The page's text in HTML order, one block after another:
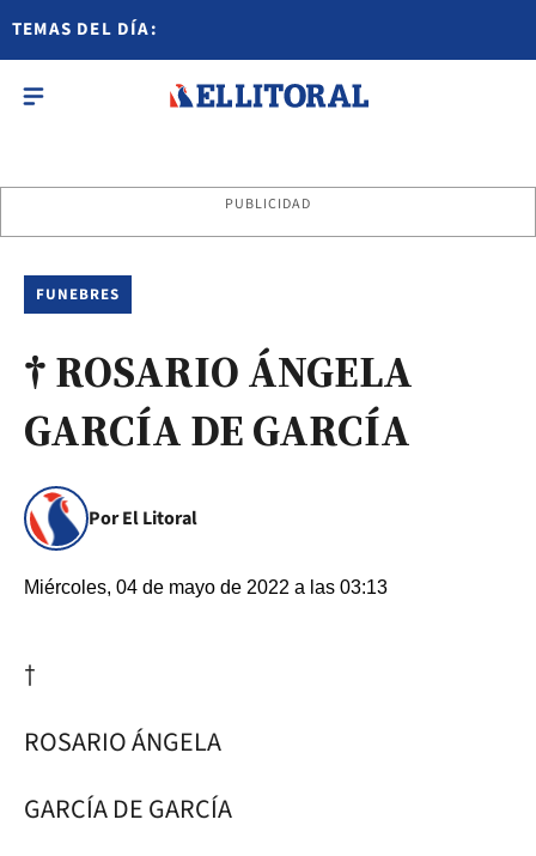
TEMAS DEL DÍA:
PUBLICIDAD
FUNEBRES
† ROSARIO ÁNGELA
GARCÍA DE GARCÍA
Por El Litoral
Miércoles, 04 de mayo de 2022 a las 03:13
†
ROSARIO ÁNGELA
GARCÍA DE GARCÍA